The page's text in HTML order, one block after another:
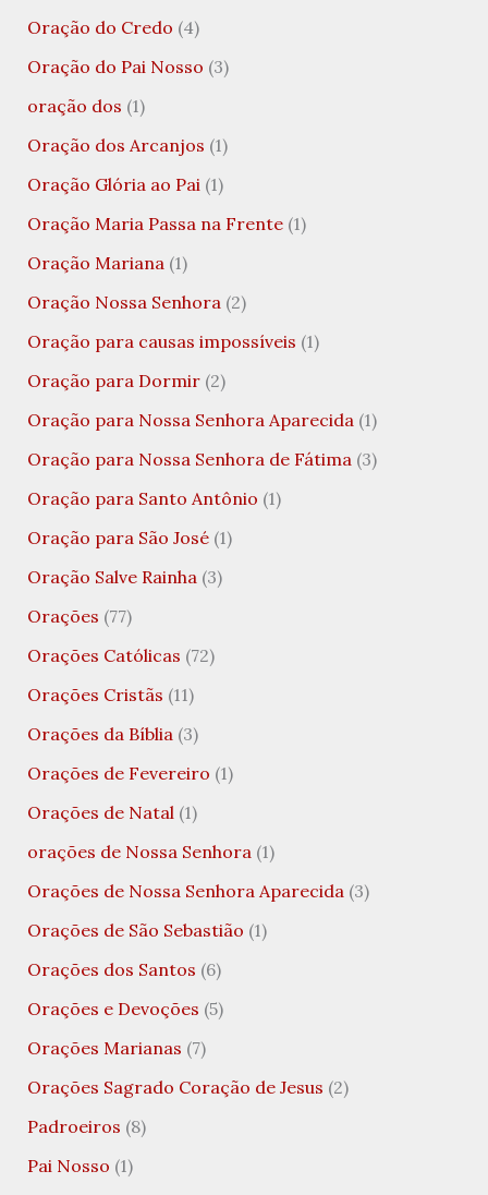
Oração do Credo (4)
Oração do Pai Nosso (3)
oração dos (1)
Oração dos Arcanjos (1)
Oração Glória ao Pai (1)
Oração Maria Passa na Frente(1)
Oração Mariana (1)
Oração Nossa Senhora (2)
Oração para causas impossíveis (1)
Oração para Dormir(2)
Oração para Nossa Senhora Aparecida (1)
Oração para Nossa Senhora de Fátima (3)
Oração para Santo Antônio (1)
Oração para São José(1)
Oração Salve Rainha (3)
Orações (77)
Orações Católicas (72)
Orações Cristãs (11)
Orações da Bíblia (3)
Orações de Fevereiro (1)
Orações de Natal (1)
orações de Nossa Senhora (1)
Orações de Nossa Senhora Aparecida (3)
Orações de São Sebastião (1)
Orações dos Santos (6)
Orações e Devoções (5)
Orações Marianas (7)
Orações Sagrado Coração de Jesus (2)
Padroeiros (8)
Pai Nosso (1)